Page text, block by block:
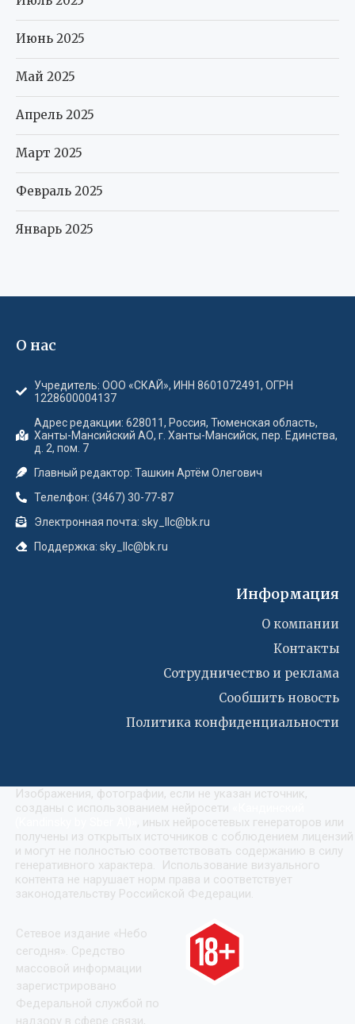
Июнь 2025
Май 2025
Апрель 2025
Март 2025
Февраль 2025
Январь 2025
О нас
Учредитель: ООО «СКАЙ», ИНН 8601072491, ОГРН
1228600004137
Адрес редакции: 628011, Россия, Тюменская область,
Ханты-Мансийский АО, г. Ханты-Мансийск, пер. Единства,
д. 2, пом. 7
Главный редактор: Ташкин Артём Олегович
Телелфон: (3467) 30-77-87
Электронная почта: sky_llc@bk.ru
Поддержка: sky_llc@bk.ru
Информация
О компании
Контакты
Сотрудничество и реклама
Сообшить новость
Политика конфиденциальности
Изображения, фотографии, если не указан источник,
созданы с использованием нейросети
, иных нейросетевых генераторов или
получены из открытых источников с соблюдением лицензий
и могут не полностью соответствовать содержанию в силу
генеративного характера. Использование визуального
контента не нарушает норм права и соответствует
законодательству Российской Федерации.
Сетевое издание «Небо
сегодня». Средство
массовой информации
зарегистрировано
Федеральной службой по
надзору в сфере связи,